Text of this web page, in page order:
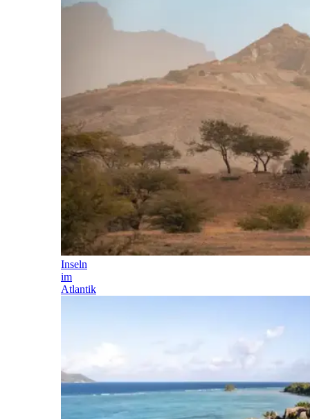
Inseln
im
Atlantik